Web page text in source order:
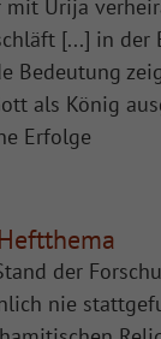
mit Urija
[...] in der
Bedeutung
als König
Erfolge
der
nie